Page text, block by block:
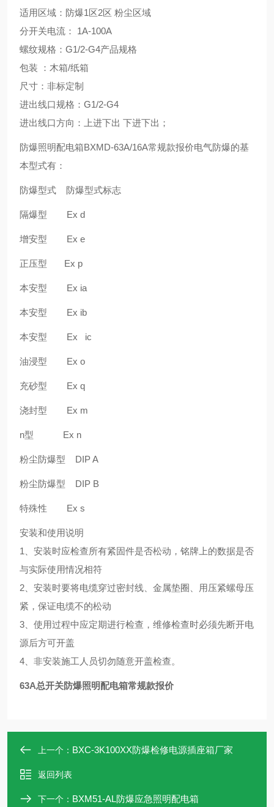
适用区域：防爆1区2区 粉尘区域
分开关电流： 1A-100A
螺纹规格：G1/2-G4产品规格
包装 ：木箱/纸箱
尺寸：非标定制
进出线口规格：G1/2-G4
进出线口方向：上进下出 下进下出；
防爆照明配电箱BXMD-63A/16A常规款报价电气防爆的基
本型式有：
防爆型式 防爆型式标志
隔爆型 Ex d
增安型 Ex e
正压型 Ex p
本安型 Ex ia
本安型 Ex ib
本安型 Ex ic
油浸型 Ex o
充砂型 Ex q
浇封型 Ex m
n型 Ex n
粉尘防爆型 DIP A
粉尘防爆型 DIP B
特殊性 Ex s
安装和使用说明
1、安装时应检查所有紧固件是否松动，铭牌上的数据是否
与实际使用情况相符
2、安装时要将电缆穿过密封线、金属垫圈、用压紧螺母压
紧，保证电缆不的松动
3、使用过程中应定期进行检查，维修检查时必须先断开电
源后方可开盖
4、非安装施工人员切勿随意开盖检查。
63A总开关防爆照明配电箱常规款报价
上一个： BXC-3K100XX防爆检修电源插座箱厂家
返回列表
下一个： BXM51-AL防爆应急照明配电箱